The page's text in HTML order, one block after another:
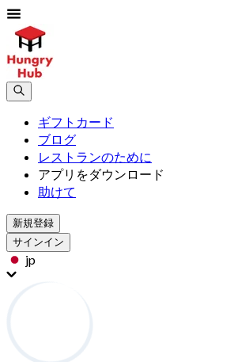
ギフトカード
ブログ
レストランのために
アプリをダウンロード
助けて
新規登録
サインイン
jp